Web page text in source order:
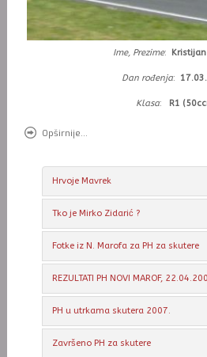
Ime, Prezime:
Dan rođenja:
Klasa: R1
Opširnije...
Hrvoje Mavrek
Tko je Mirko Zidarić ?
Fotke iz N. Marofa za PH za skutere
REZULTATI PH NOVI MAROF,
PH u utrkama skutera 2007.
Završeno PH za skutere